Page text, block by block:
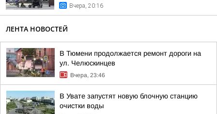
Вчера, 20:16
ЛЕНТА НОВОСТЕЙ
В Тюмени продолжается ремонт дороги на
ул. Челюскинцев
Вчера, 23:46
В Увате запустят новую блочную станцию
очистки воды